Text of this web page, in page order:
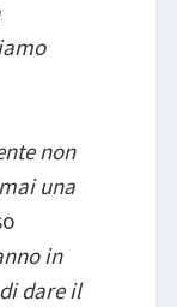
non
una
in
dare il